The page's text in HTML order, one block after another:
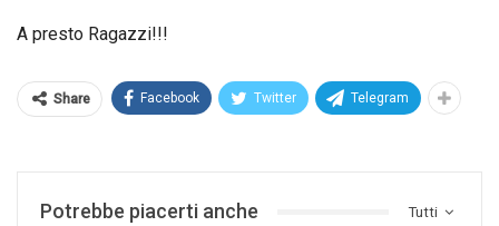
A presto Ragazzi!!!
Share Facebook Twitter Telegram
Tutti
Potrebbe piacerti anche